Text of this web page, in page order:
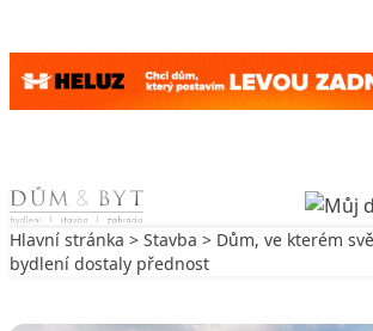
Skip to content
Hlavní stránka > Stavba > Dům, ve kterém
bydlení dostaly přednost